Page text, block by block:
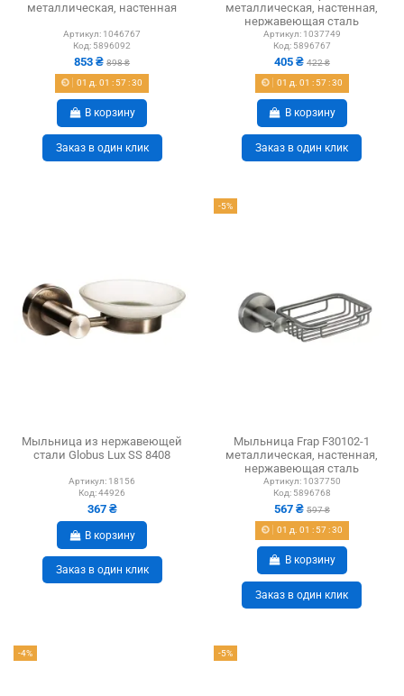
металлическая, настенная
Артикул: 1046767
Код: 5896092
853 ₴898 ₴
01 д. 01 : 57:29
В корзину
Заказ в один клик
металлическая, настенная,
нержавеющая сталь
Артикул: 1037749
Код: 5896767
405 ₴ 422 ₴
01 д. 01 : 57:29
В корзину
Заказ в один клик
Мыльница из нержавеющей
стали Globus Lux SS 8408
Артикул: 18156
Код:44926
367 ₴
В корзину
Заказ в один клик
-5%
Мыльница Frap F30102-1
металлическая, настенная,
нержавеющая сталь
Артикул: 1037750
Код: 5896768
567 ₴ 597 ₴
01 д. 01 : 57:29
В корзину
Заказ в один клик
-4% -5%